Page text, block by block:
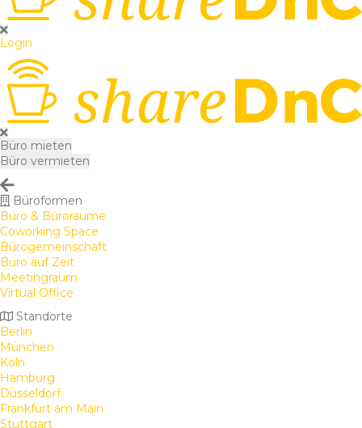
Login
Büro mieten
Büro vermieten
Büroformen
Büro & Büroräume
Coworking Space
Bürogemeinschaft
Büro auf Zeit
Meetingraum
Virtual Office
Standorte
Berlin
München
Köln
Hamburg
Düsseldorf
Frankfurt am Main
Stuttgart